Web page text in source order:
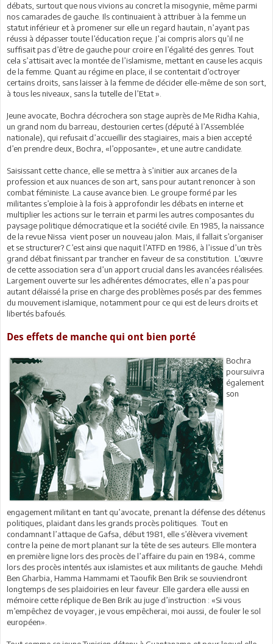
débats, surtout que nous vivions au concret la misogynie, même parmi
nos camarades de gauche. Ils continuaient à attribuer à la femme un
statut inférieur et à promener sur elle un regard hautain, n’ayant pas
réussi à dépasser toute l’éducation reçue. J’ai compris alors qu’il ne
suffisait pas d’être de gauche pour croire en l’égalité des genres. Tout
cela s’attisait avec la montée de l’islamisme, mettant en cause les acquis
de la femme. Quant au régime en place, il se contentait d’octroyer
certains droits, sans laisser à la femme de décider elle-même de son sort,
à tous les niveaux, sans la tutelle de l’Etat ».
Jeune avocate, Bochra décrochera son stage auprès de Me Ridha Kahia,
un grand nom du barreau, destourien certes (député à l’Assemblée
nationale), qui refusait d’accueillir des stagiaires, mais a bien accepté
d’en prendre deux, Bochra, «l’opposante», et une autre candidate.
Saisissant cette chance, elle se mettra à s’initier aux arcanes de la
profession et aux nuances de son art, sans pour autant renoncer à son
combat féministe. La cause avance bien. Le groupe formé par les
militantes s’emploie à la fois à approfondir les débats en interne et
multiplier les actions sur le terrain et parmi les autres composantes du
paysage politique démocratique et la société civile. En 1985, la naissance
de la revue Nissa vient poser un nouveau jalon. Mais, il fallait s’organiser
et se structurer? C’est ainsi que naquit l’ATFD en 1986, à l’issue d’un très
grand débat finissant par trancher en faveur de sa constitution. L’œuvre
de cette association sera d’un apport crucial dans les avancées réalisées.
Largement ouverte sur les adhérentes démocrates, elle n’a pas pour
autant délaissé la prise en charge des problèmes posés par des femmes
du mouvement islamique, notamment pour ce qui est de leurs droits et
libertés bafoués.
Des effets de manche qui ont bien porté
Bochra
poursuivra
également
son
engagement militant en tant qu’avocate, prenant la défense des détenus
politiques, plaidant dans les grands procès politiques. Tout en
condamnant l’attaque de Gafsa, début 1981, elle s’élèvera vivement
contre la peine de mort planant sur la tête de ses auteurs. Elle montera
en première ligne lors des procès de l’affaire du pain en 1984, comme
lors des procès intentés aux islamistes et aux militants de gauche. Mehdi
Ben Gharbia, Hamma Hammami et Taoufik Ben Brik se souviendront
longtemps de ses plaidoiries en leur faveur. Elle gardera elle aussi en
mémoire cette réplique de Ben Brik au juge d’instruction : «Si vous
m’empêchez de voyager, je vous empêcherai, moi aussi, de fouler le sol
européen».